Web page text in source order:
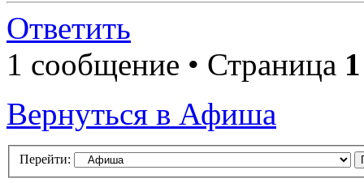
Ответить
1 сообщение • Страница 1
Вернуться в Афиша
Перейти: